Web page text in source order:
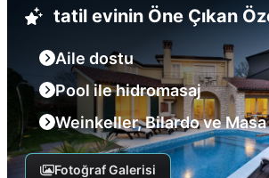
tatil evinin Öne Çıkan
Aile dostu
Pool ile hidromasaj
Weinkeller, Bilardo ve
Fotoğraf Galerisi